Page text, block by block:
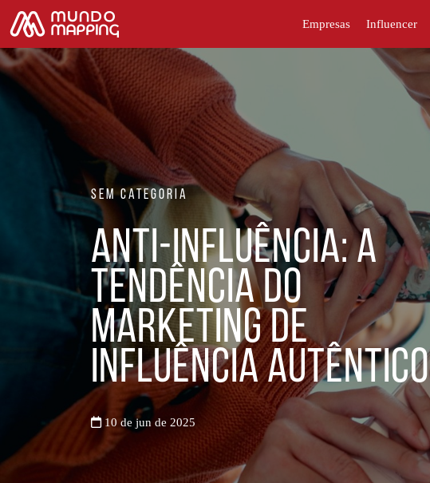
Empresas Influencer
Sem categoria
Anti-influência: a
tendência do
marketing de
influência autêntico
10 de jun de 2025